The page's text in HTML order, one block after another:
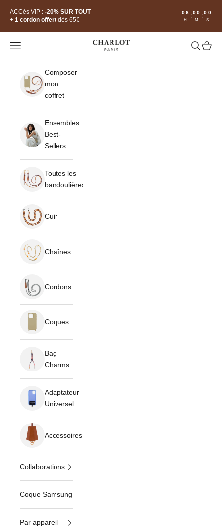
ACCès VIP : -20% SUR TOUT
+ 1 cordon offert dès 65€
06
H
:00
M
:00
S
CHARLOT · Paris
Ouvrir la navigation Ouvrir la
Voir
Composer
mon
coffret
Ensembles
Best-
Sellers
Toutes les
bandoulières
Cuir
Chaînes
Cordons
Coques
Bag
Charms
Adaptateur
Universel
Accessoires
Collaborations
Coque Samsung
Par appareil